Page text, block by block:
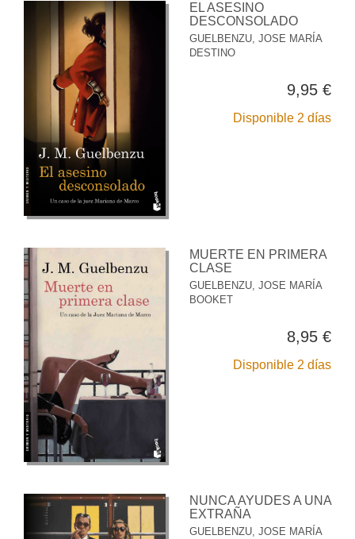
EL ASESINO
DESCONSOLADO
GUELBENZU, JOSE MARÍA
DESTINO
9,95 €
Disponible 2 días
MUERTE EN PRIMERA
CLASE
GUELBENZU, JOSE MARÍA
BOOKET
8,95 €
Disponible 2 días
NUNCA AYUDES A UNA
EXTRAÑA
GUELBENZU, JOSE MARÍA